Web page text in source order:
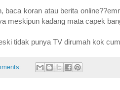
baca koran atau berita
meskipun kadang mata capek
tidak punya TV dirumah kok